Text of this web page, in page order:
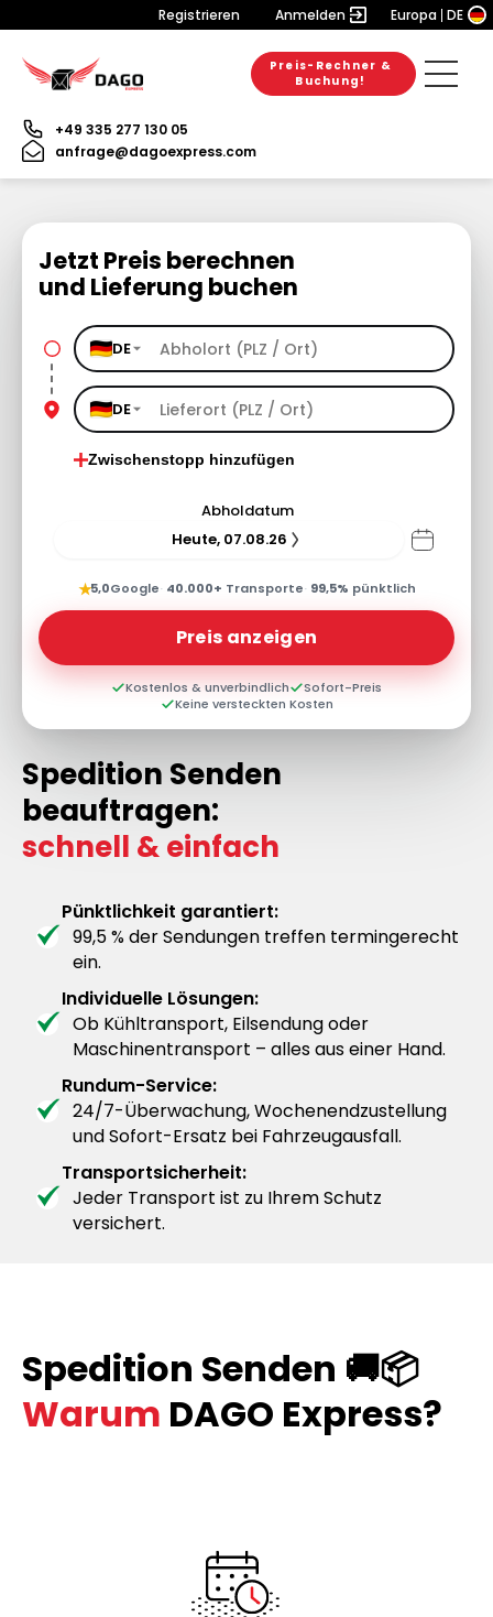
Registrieren Anmelden Europa DE
Preis-Rechner &
Buchung!
+49 335 277 130 05
anfrage@dagoexpress.com
Jetzt Preis berechnen
und Lieferung buchen
DE
DE
Zwischenstopp hinzufügen
Abholdatum
Heute, 07.08.26
★5,0Google· 40.000+ Transporte· 99,5% pünktlich
Preis anzeigen
Kostenlos & unverbindlich
Sofort-Preis
Keine versteckten Kosten
Spedition Senden
beauftragen:
schnell & einfach
Pünktlichkeit garantiert:
99,5 % der Sendungen treffen termingerecht
ein.
Individuelle Lösungen:
Ob Kühltransport, Eilsendung oder
Maschinentransport – alles aus einer Hand.
Rundum-Service:
24/7-Überwachung, Wochenendzustellung
und Sofort-Ersatz bei Fahrzeugausfall.
Transportsicherheit:
Jeder Transport ist zu Ihrem Schutz
versichert.
Spedition Senden 🚚📦
Warum DAGO Express?